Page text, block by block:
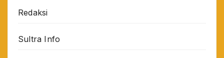
Redaksi
Sultra Info